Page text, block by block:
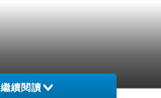
繼續閱讀